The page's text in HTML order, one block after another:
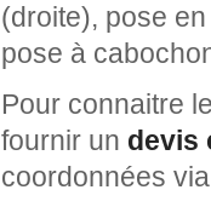
(droite), pose
pose à
Pour connaitre
fournir un devis
coordonnées